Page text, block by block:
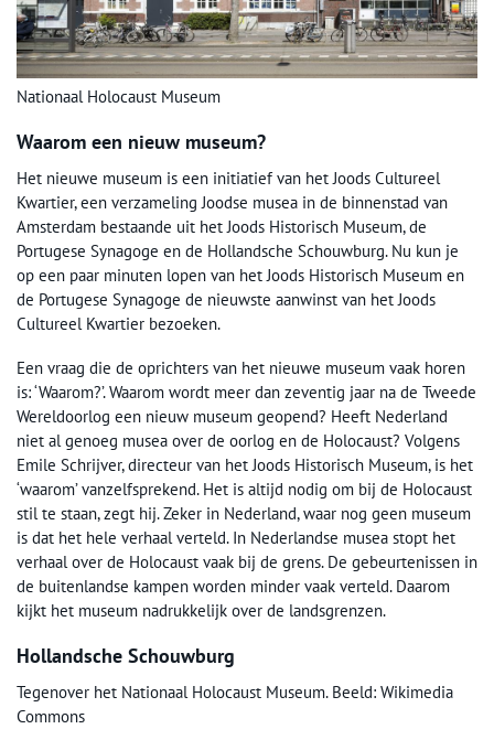
Nationaal Holocaust Museum
Waarom een nieuw museum?
Het nieuwe museum is een initiatief van het Joods Cultureel
Kwartier, een verzameling Joodse musea in de binnenstad van
Amsterdam bestaande uit het Joods Historisch Museum, de
Portugese Synagoge en de Hollandsche Schouwburg. Nu kun je
op een paar minuten lopen van het Joods Historisch Museum en
de Portugese Synagoge de nieuwste aanwinst van het Joods
Cultureel Kwartier bezoeken.
Een vraag die de oprichters van het nieuwe museum vaak horen
is: ‘Waarom?’. Waarom wordt meer dan zeventig jaar na de Tweede
Wereldoorlog een nieuw museum geopend? Heeft Nederland
niet al genoeg musea over de oorlog en de Holocaust? Volgens
Emile Schrijver, directeur van het Joods Historisch Museum, is het
‘waarom’ vanzelfsprekend. Het is altijd nodig om bij de Holocaust
stil te staan, zegt hij. Zeker in Nederland, waar nog geen museum
is dat het hele verhaal verteld. In Nederlandse musea stopt het
verhaal over de Holocaust vaak bij de grens. De gebeurtenissen in
de buitenlandse kampen worden minder vaak verteld. Daarom
kijkt het museum nadrukkelijk over de landsgrenzen.
Hollandsche Schouwburg
Tegenover het Nationaal Holocaust Museum. Beeld: Wikimedia
Commons